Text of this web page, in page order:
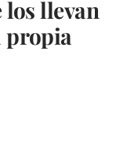
los llevan
propia